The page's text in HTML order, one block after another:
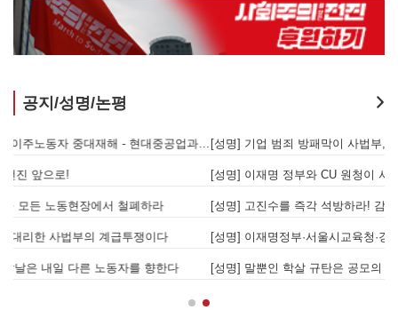
공지/성명/논평
[성명] 기업 범죄 방패막이 사법부, 변하지 않는 체제의 실체 - 아리셀 참사 주범 박순관 4년 선고에 부쳐
[성명] 이재명 정부와 CU 원청이 서광석을 죽였다! - 고 서광석 동지의 죽음을 애도하며
[성명] 고진수를 즉각 석방하라! 감옥에 가야할 자는 주명건과 정근식이다!
[성명] 이재명정부·서울시교육청·경찰의 폭력 탄압을 규탄한다! 지혜복 교사와 연대자들을 즉각 석방하라!
[성명] 말뿐인 학살 규탄은 공모의 또 다른 이름이다! 평화활동가 여권 무효화 지금 당장 철회하라!